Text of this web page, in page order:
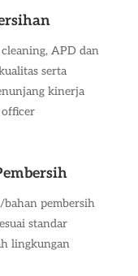
APD dan
serta
kinerja
officer
bahan pembersih
standar
lingkungan